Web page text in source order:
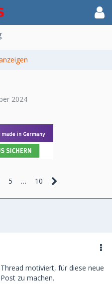
2024
5 … 10
motiviert, für diese neue
zu machen.